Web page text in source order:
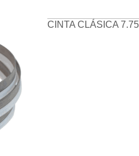
CINTA CLÁSICA